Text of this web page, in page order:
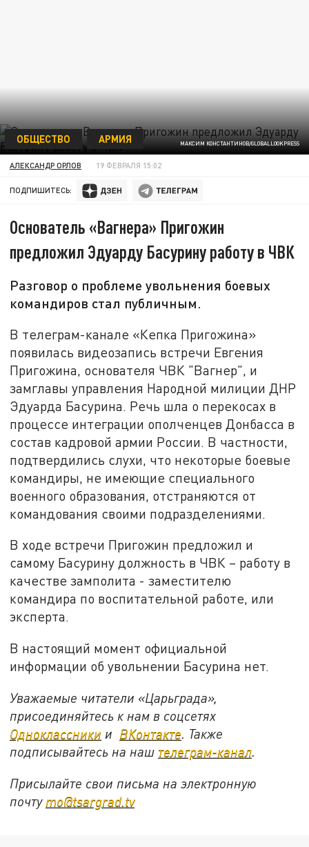
МАКСИМ КОНСТАНТИНОВ/GLOBALLOOKPRESS
ОБЩЕСТВО АРМИЯ
АЛЕКСАНДР ОРЛОВ 19 ФЕВРАЛЯ 15:02
ПОДПИШИТЕСЬ:
Основатель «Вагнера» Пригожин
предложил Эдуарду Басурину работу в ЧВК
Разговор о проблеме увольнения боевых
командиров стал публичным.
В телеграм-канале «Кепка Пригожина»
появилась видеозапись встречи Евгения
Пригожина, основателя ЧВК "Вагнер", и
замглавы управления Народной милиции ДНР
Эдуарда Басурина. Речь шла о перекосах в
процессе интеграции ополченцев Донбасса в
состав кадровой армии России. В частности,
подтвердились слухи, что некоторые боевые
командиры, не имеющие специального
военного образования, отстраняются от
командования своими подразделениями.
В ходе встречи Пригожин предложил и
самому Басурину должность в ЧВК – работу в
качестве замполита - заместителю
командира по воспитательной работе, или
эксперта.
В настоящий момент официальной
информации об увольнении Басурина нет.
Уважаемые читатели «Царьграда»,
присоединяйтесь к нам в соцсетях
Одноклассники и ВКонтакте. Также
подписывайтесь на наш телеграм-канал.
Присылайте свои письма на электронную
почту mo@tsargrad.tv